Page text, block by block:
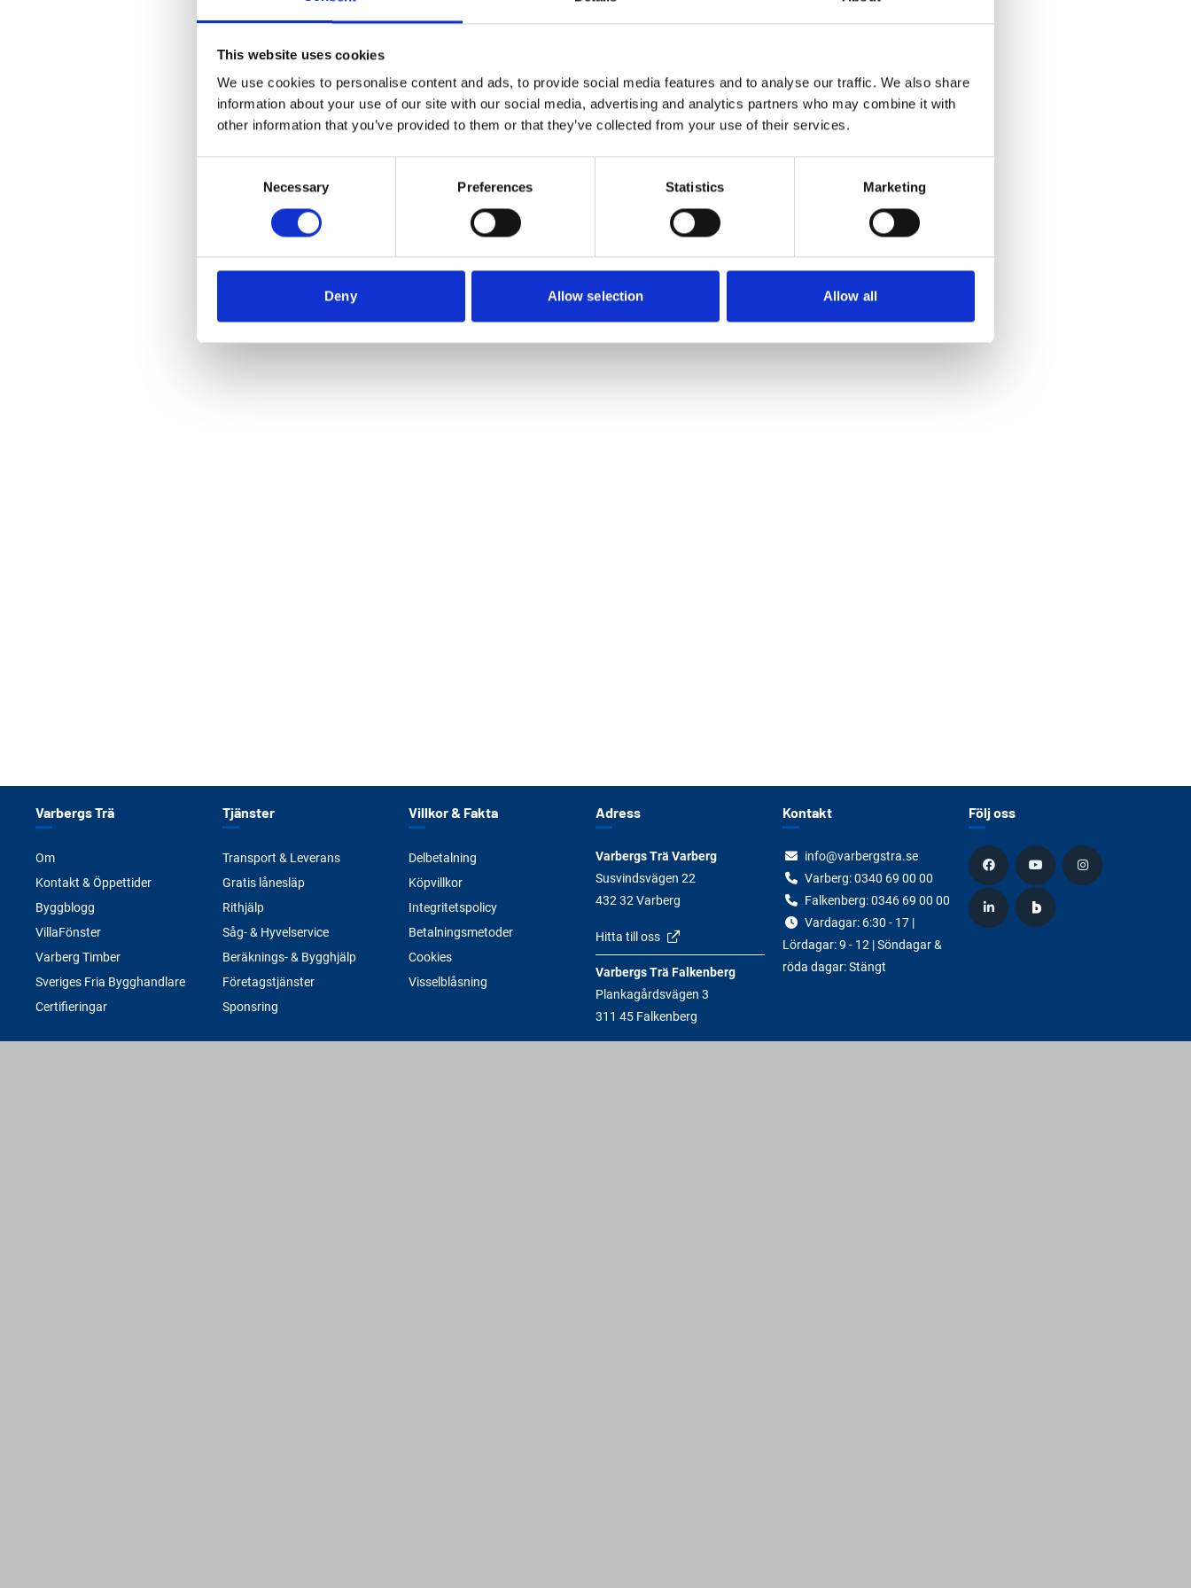
This website uses cookies
We use cookies to personalise content and ads, to provide social media features and to analyse our traffic. We also share
information about your use of our site with our social media, advertising and analytics partners who may combine it with
other information that you’ve provided to them or that they’ve collected from your use of their services.
Necessary Preferences Statistics Marketing
Deny Allow selection Allow all
Varbergs Trä
Om
Kontakt & Öppettider
Byggblogg
VillaFönster
Varberg Timber
Sveriges Fria Bygghandlare
Certifieringar
Tjänster
Transport & Leverans
Gratis lånesläp
Rithjälp
Såg- & Hyvelservice
Beräknings- & Bygghjälp
Företagstjänster
Sponsring
Villkor & Fakta
Delbetalning
Köpvillkor
Integritetspolicy
Betalningsmetoder
Cookies
Visselblåsning
Adress
Varbergs Trä Varberg
Susvindsvägen 22
432 32 Varberg
Hitta till oss
Varbergs Trä Falkenberg
Plankagårdsvägen 3
311 45 Falkenberg
Kontakt
info@varbergstra.se
Varberg:0340 69 00 00
Falkenberg:0346 69 00 00
Vardagar: 6:30 - 17 |
Lördagar: 9 - 12 | Söndagar &
röda dagar: Stängt
Följ oss